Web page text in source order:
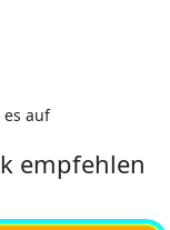
es auf
empfehlen